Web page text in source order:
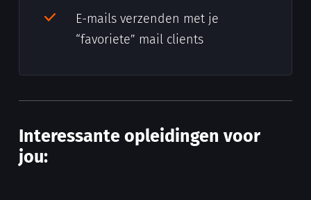
E-mails verzenden met je
“favoriete” mail clients
Interessante opleidingen voor
jou: